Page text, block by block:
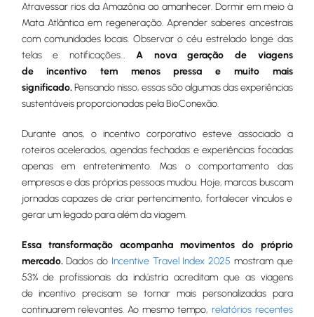
Atravessar rios da Amazônia ao amanhecer. Dormir em meio à
Mata Atlântica em regeneração. Aprender saberes ancestrais
com comunidades locais. Observar o céu estrelado longe das
telas e notificações…A nova geração de viagens
de incentivo tem menos pressa e muito mais
significado.Pensando nisso, essas são algumas das experiências
sustentáveis proporcionadas pela BioConexão.
Durante anos, o incentivo corporativo esteve associado a
roteiros acelerados, agendas fechadas e experiências focadas
apenas em entretenimento. Mas o comportamento das
empresas e das próprias pessoas mudou. Hoje, marcas buscam
jornadas capazes de criar pertencimento, fortalecer vínculos e
gerar um legado para além da viagem.
Essa transformação acompanha movimentos do próprio
mercado.Dados do Incentive Travel Index 2025 mostram que
53% de profissionais da indústria acreditam que as viagens
de incentivo precisam se tornar mais personalizadas para
continuarem relevantes. Ao mesmo tempo, relatórios recentes